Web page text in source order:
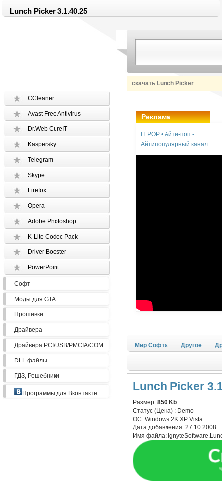
Lunch Picker 3.1.40.25
скачать Lunch Picker
CCleaner
Avast Free Antivirus
Dr.Web CureIT
Kaspersky
Telegram
Skype
Firefox
Opera
Adobe Photoshop
K-Lite Codec Pack
Driver Booster
PowerPoint
Софт
Моды для GTA
Прошивки
Драйвера
Драйвера PCI/USB/PMCIA/COM
DLL файлы
ГДЗ, Решебники
Программы для Вконтакте
Реклама
IT POP • Айти-поп -
Айтипопулярный канал
Мир Софта Другое
Lunch Picker
Размер:850 Kb
Статус (Цена) : Demo
ОС:Windows 2K XP Vista
Дата добавления:27.10.2008
Имя файла: